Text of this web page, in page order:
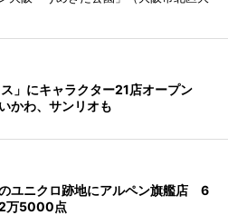
ス」にキャラクター21店オープン
かわ、サンリオも
ユニクロ跡地にアルペン旗艦店 6
万5000点